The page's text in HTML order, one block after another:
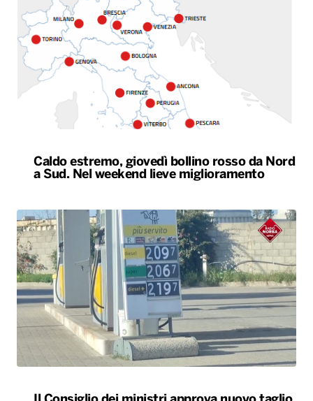
Caldo estremo, giovedì bollino rosso da Nord
a Sud. Nel weekend lieve miglioramento
Il Consiglio dei ministri approva nuovo taglio
delle accise sul gasolio: resta di 17 centesimi
al litro fino al 25 agosto